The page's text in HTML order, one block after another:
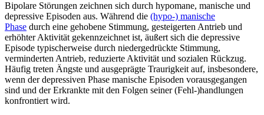
Bipolare Störungen zeichnen sich durch hypomane, manische und
depressive Episoden aus. Während die (hypo-) manische
Phase durch eine gehobene Stimmung, gesteigerten Antrieb und
erhöhter Aktivität gekennzeichnet ist, äußert sich die depressive
Episode typischerweise durch niedergedrückte Stimmung,
verminderten Antrieb, reduzierte Aktivität und sozialen Rückzug.
Häufig treten Ängste und ausgeprägte Traurigkeit auf, insbesondere,
wenn der depressiven Phase manische Episoden vorausgegangen
sind und der Erkrankte mit den Folgen seiner (Fehl-)handlungen
konfrontiert wird.